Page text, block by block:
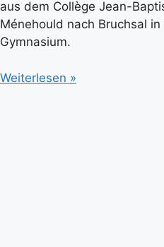
aus dem Collège Jean-
Ménehould nach Bruchsal
Gymnasium.
Weiterlesen »